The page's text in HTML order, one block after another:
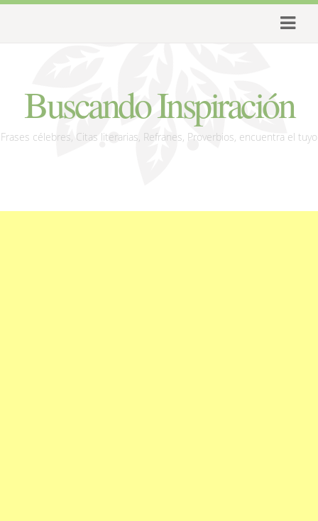
Buscando Inspiración
Frases célebres, Citas literarias, Refranes, Proverbios, encuentra el tuyo